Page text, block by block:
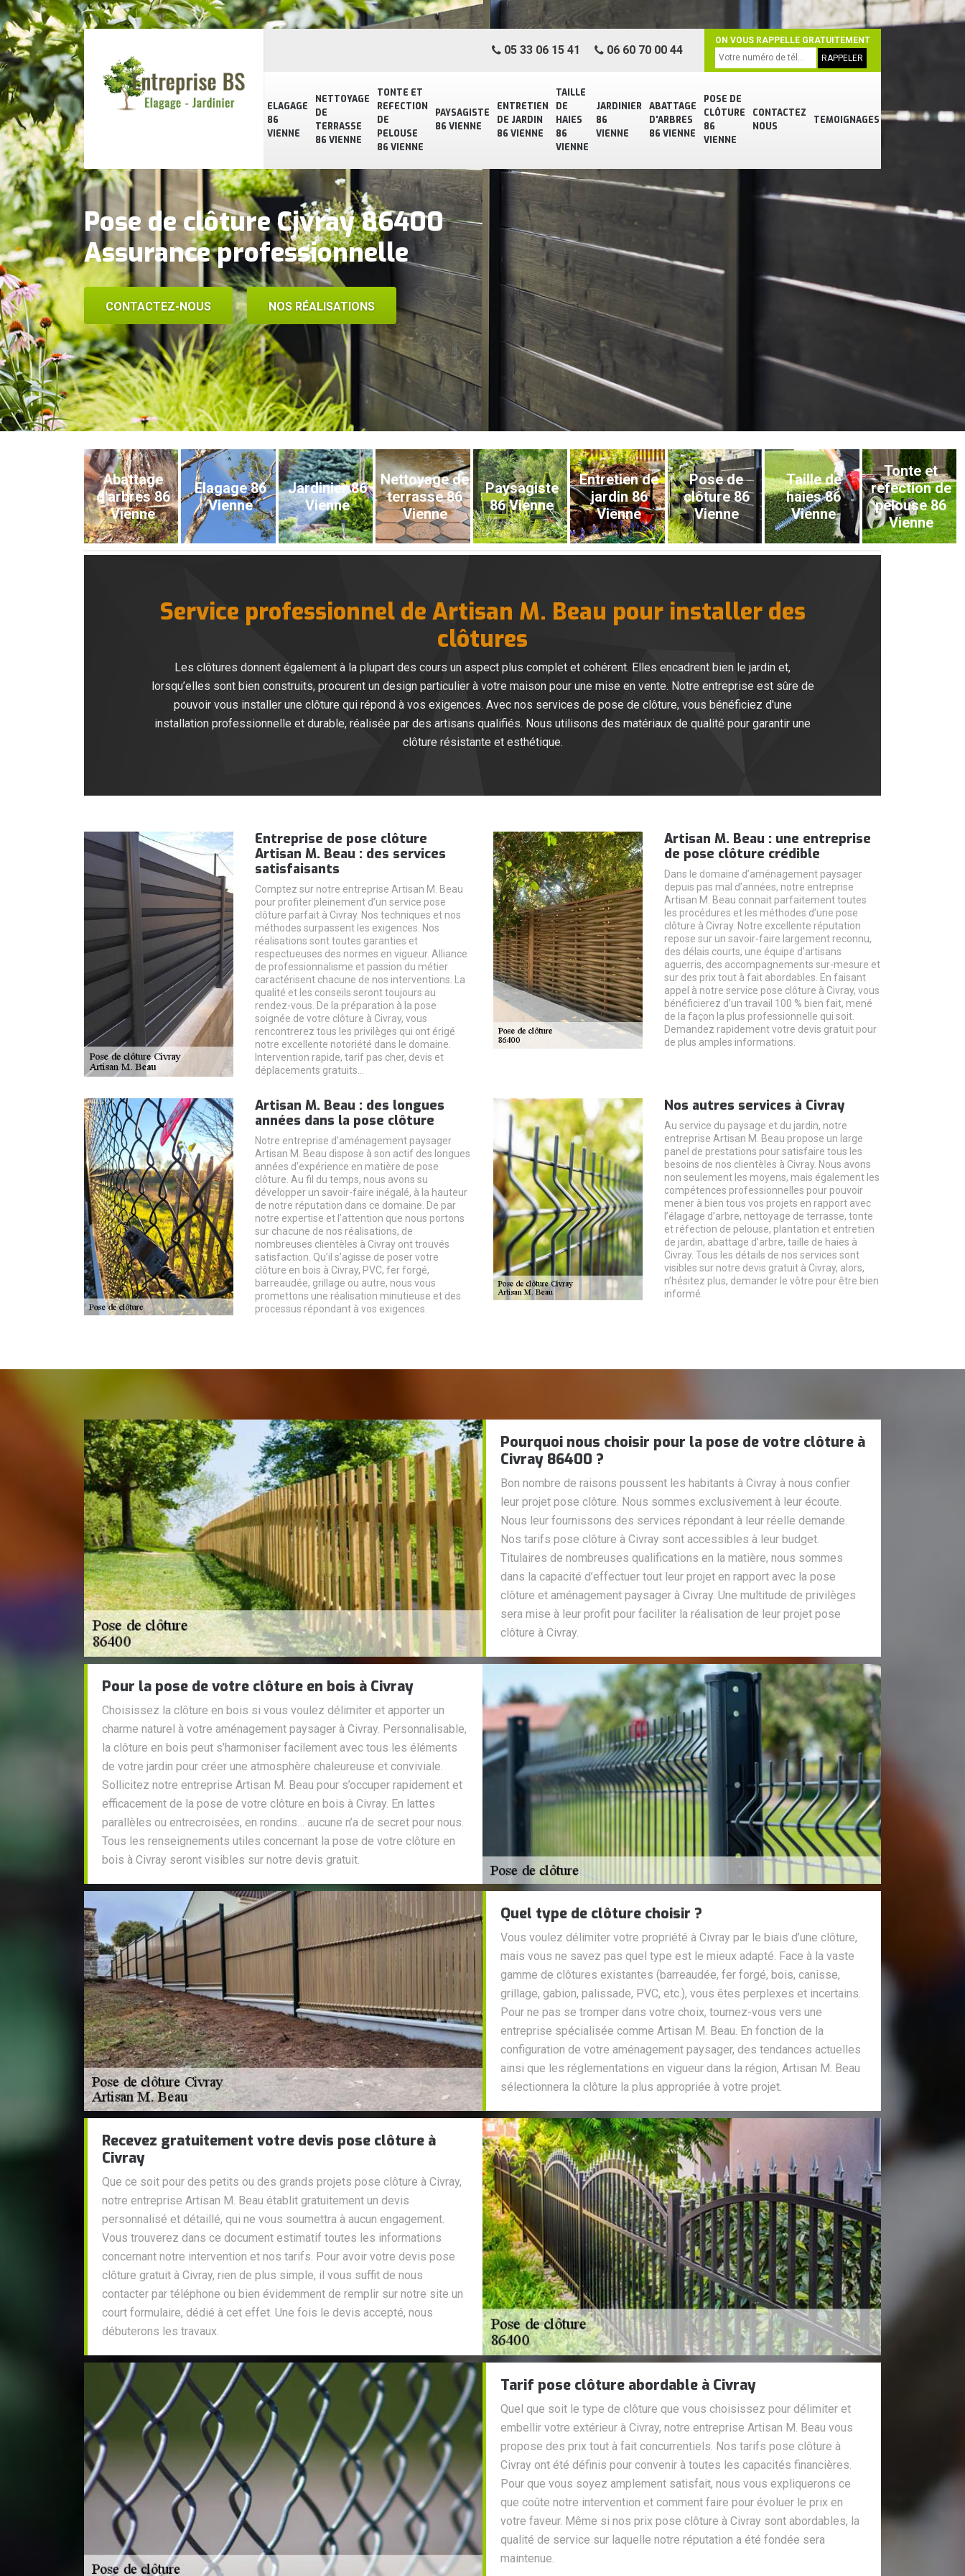
ELAGAGE
86
VIENNE
NETTOYAGE
DE
TERRASSE
86 VIENNE
TONTE ET
REFECTION
DE
PELOUSE
86 VIENNE
PAYSAGISTE
86 VIENNE
ENTRETIEN
DE JARDIN
86 VIENNE
TAILLE
DE
HAIES
86
VIENNE
JARDINIER
86
VIENNE
ABATTAGE
D'ARBRES
86 VIENNE
POSE DE
CLÔTURE
86
VIENNE
CONTACTEZ
NOUS
TEMOIGNAGES
05 33 06 15 41 06 60 70 00 44
ON VOUS RAPPELLE GRATUITEMENT
Pose de clôture Civray 86400
Assurance professionnelle
CONTACTEZ-NOUS NOS RÉALISATIONS
Abattage
d'arbres 86
Vienne
Elagage 86
Vienne
Jardinier 86
Vienne
Nettoyage de
terrasse 86
Vienne
Paysagiste
86 Vienne
Entretien de
jardin 86
Vienne
Pose de
clôture 86
Vienne
Taille de
haies 86
Vienne
Tonte et
refection de
pelouse 86
Vienne
Service professionnel de Artisan M. Beau pour installer des
clôtures
Les clôtures donnent également à la plupart des cours un aspect plus complet et cohérent. Elles encadrent bien le jardin et,
lorsqu’elles sont bien construits, procurent un design particulier à votre maison pour une mise en vente. Notre entreprise est sûre de
pouvoir vous installer une clôture qui répond à vos exigences. Avec nos services de pose de clôture, vous bénéficiez d'une
installation professionnelle et durable, réalisée par des artisans qualifiés. Nous utilisons des matériaux de qualité pour garantir une
clôture résistante et esthétique.
Entreprise de pose clôture
Artisan M. Beau : des services
satisfaisants
Comptez sur notre entreprise Artisan M. Beau
pour profiter pleinement d’un service pose
clôture parfait à Civray. Nos techniques et nos
méthodes surpassent les exigences. Nos
réalisations sont toutes garanties et
respectueuses des normes en vigueur. Alliance
de professionnalisme et passion du métier
caractérisent chacune de nos interventions. La
qualité et les conseils seront toujours au
rendez-vous. De la préparation à la pose
soignée de votre clôture à Civray, vous
rencontrerez tous les privilèges qui ont érigé
notre excellente notoriété dans le domaine.
Intervention rapide, tarif pas cher, devis et
déplacements gratuits…
Artisan M. Beau : une entreprise
de pose clôture crédible
Dans le domaine d’aménagement paysager
depuis pas mal d’années, notre entreprise
Artisan M. Beau connait parfaitement toutes
les procédures et les méthodes d’une pose
clôture à Civray. Notre excellente réputation
repose sur un savoir-faire largement reconnu,
des délais courts, une équipe d’artisans
aguerris, des accompagnements sur-mesure et
sur des prix tout à fait abordables. En faisant
appel à notre service pose clôture à Civray, vous
bénéficierez d’un travail 100 % bien fait, mené
de la façon la plus professionnelle qui soit.
Demandez rapidement votre devis gratuit pour
de plus amples informations.
Artisan M. Beau : des longues
années dans la pose clôture
Notre entreprise d’aménagement paysager
Artisan M. Beau dispose à son actif des longues
années d’expérience en matière de pose
clôture. Au fil du temps, nous avons su
développer un savoir-faire inégalé, à la hauteur
de notre réputation dans ce domaine. De par
notre expertise et l’attention que nous portons
sur chacune de nos réalisations, de
nombreuses clientèles à Civray ont trouvés
satisfaction. Qu’il s’agisse de poser votre
clôture en bois à Civray, PVC, fer forgé,
barreaudée, grillage ou autre, nous vous
promettons une réalisation minutieuse et des
processus répondant à vos exigences.
Nos autres services à Civray
Au service du paysage et du jardin, notre
entreprise Artisan M. Beau propose un large
panel de prestations pour satisfaire tous les
besoins de nos clientèles à Civray. Nous avons
non seulement les moyens, mais également les
compétences professionnelles pour pouvoir
mener à bien tous vos projets en rapport avec
l’élagage d’arbre, nettoyage de terrasse, tonte
et réfection de pelouse, plantation et entretien
de jardin, abattage d’arbre, taille de haies à
Civray. Tous les détails de nos services sont
visibles sur notre devis gratuit à Civray, alors,
n’hésitez plus, demander le vôtre pour être bien
informé.
Pourquoi nous choisir pour la pose de votre clôture à
Civray 86400 ?
Bon nombre de raisons poussent les habitants à Civray à nous confier
leur projet pose clôture. Nous sommes exclusivement à leur écoute.
Nous leur fournissons des services répondant à leur réelle demande.
Nos tarifs pose clôture à Civray sont accessibles à leur budget.
Titulaires de nombreuses qualifications en la matière, nous sommes
dans la capacité d’effectuer tout leur projet en rapport avec la pose
clôture et aménagement paysager à Civray. Une multitude de privilèges
sera mise à leur profit pour faciliter la réalisation de leur projet pose
clôture à Civray.
Pour la pose de votre clôture en bois à Civray
Choisissez la clôture en bois si vous voulez délimiter et apporter un
charme naturel à votre aménagement paysager à Civray. Personnalisable,
la clôture en bois peut s’harmoniser facilement avec tous les éléments
de votre jardin pour créer une atmosphère chaleureuse et conviviale.
Sollicitez notre entreprise Artisan M. Beau pour s’occuper rapidement et
efficacement de la pose de votre clôture en bois à Civray. En lattes
parallèles ou entrecroisées, en rondins… aucune n’a de secret pour nous.
Tous les renseignements utiles concernant la pose de votre clôture en
bois à Civray seront visibles sur notre devis gratuit.
Quel type de clôture choisir ?
Vous voulez délimiter votre propriété à Civray par le biais d’une clôture,
mais vous ne savez pas quel type est le mieux adapté. Face à la vaste
gamme de clôtures existantes (barreaudée, fer forgé, bois, canisse,
grillage, gabion, palissade, PVC, etc.), vous êtes perplexes et incertains.
Pour ne pas se tromper dans votre choix, tournez-vous vers une
entreprise spécialisée comme Artisan M. Beau. En fonction de la
configuration de votre aménagement paysager, des tendances actuelles
ainsi que les réglementations en vigueur dans la région, Artisan M. Beau
sélectionnera la clôture la plus appropriée à votre projet.
Recevez gratuitement votre devis pose clôture à
Civray
Que ce soit pour des petits ou des grands projets pose clôture à Civray,
notre entreprise Artisan M. Beau établit gratuitement un devis
personnalisé et détaillé, qui ne vous soumettra à aucun engagement.
Vous trouverez dans ce document estimatif toutes les informations
concernant notre intervention et nos tarifs. Pour avoir votre devis pose
clôture gratuit à Civray, rien de plus simple, il vous suffit de nous
contacter par téléphone ou bien évidemment de remplir sur notre site un
court formulaire, dédié à cet effet. Une fois le devis accepté, nous
débuterons les travaux.
Tarif pose clôture abordable à Civray
Quel que soit le type de clôture que vous choisissez pour délimiter et
embellir votre extérieur à Civray, notre entreprise Artisan M. Beau vous
propose des prix tout à fait concurrentiels. Nos tarifs pose clôture à
Civray ont été définis pour convenir à toutes les capacités financières.
Pour que vous soyez amplement satisfait, nous vous expliquerons ce
que coûte notre intervention et comment faire pour évoluer le prix en
votre faveur. Même si nos prix pose clôture à Civray sont abordables, la
qualité de service sur laquelle notre réputation a été fondée sera
maintenue.